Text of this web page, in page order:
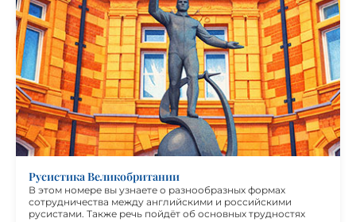
Русистика Великобритании
В этом номере вы узнаете о разнообразных формах
сотрудничества между английскими и российскими
русистами. Также речь пойдёт об основных трудностях
В этом номере вы узнаете о разнообразных формах
сотрудничества между английскими и российскими
русистами. Также речь пойдет об основных трудностях
англоязычных реципиентов в изучении русского языка.
Авторы номера не только обозначили эти трудности, но и
предложили методы и приемы по их преодолению.